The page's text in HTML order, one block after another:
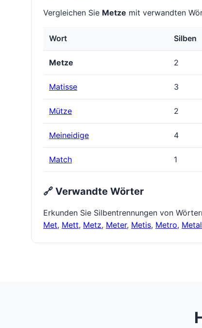
Vergleichen Sie Metze mit verwandten
Wort Silben
Metze 2
Matisse 3
Mütze 2
Meineidige 4
Match 1
🔗 Verwandte Wörter
Erkunden Sie Silbentrennungen von
Met, Mett, Metz, Meter, Metis, Metro,